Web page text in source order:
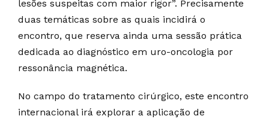
lesões suspeitas com maior rigor”. Precisamente
duas temáticas sobre as quais incidirá o
encontro, que reserva ainda uma sessão prática
dedicada ao diagnóstico em uro-oncologia por
ressonância magnética.
No campo do tratamento cirúrgico, este encontro
internacional irá explorar a aplicação de